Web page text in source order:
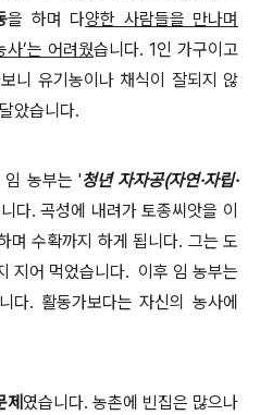
을 하며 다양한 사람들을 만나며
사’는 어려웠습니다. 1인 가구이고
니 유기농이나 채식이 잘되지 않
았습니다.
임 농부는 '청년 자자공(자연·자립·
다.곡성에 내려가 토종씨앗을 이
며 수확까지 하게 됩니다. 그는 도
지어 먹었습니다. 이후 임 농부는
다. 활동가보다는 자신의 농사에
였습니다. 농촌에 빈집은 많으나